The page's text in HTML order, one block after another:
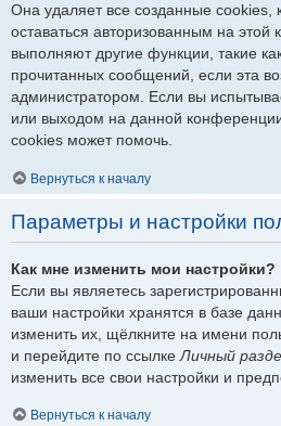
Она удаляет все созданные cookies,
оставаться авторизованным на
выполняют другие функции, такие
прочитанных сообщений, если эта
администратором. Если вы
или выходом на данной
cookies может помочь.
Вернуться к началу
Параметры и настройки
Как мне изменить мои настройки?
Если вы являетесь
ваши настройки хранятся в базе
изменить их, щёлкните на имени
и перейдите по ссылкеЛичный
изменить все свои настройки и
Вернуться к началу